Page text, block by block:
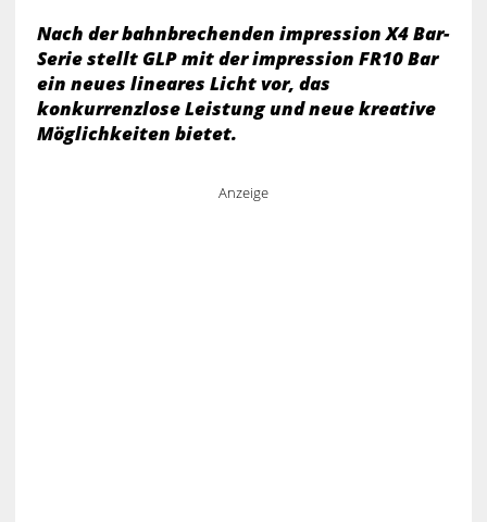
Nach der bahnbrechenden impression X4 Bar-
Serie stellt GLP mit der impression FR10 Bar
ein neues lineares Licht vor, das
konkurrenzlose Leistung und neue kreative
Möglichkeiten bietet.
Anzeige